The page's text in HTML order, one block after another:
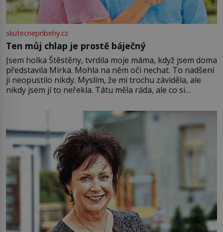
skutecnepribehy.cz
Ten můj chlap je prostě báječný
Jsem holka Štěstěny, tvrdila moje máma, když jsem doma
představila Mirka. Mohla na něm oči nechat. To nadšení
ji neopustilo nikdy. Myslím, že mi trochu záviděla, ale
nikdy jsem jí to neřekla. Tátu měla ráda, ale co si
Jsme spolu moc rádi Tehdy byla jiná doba, když